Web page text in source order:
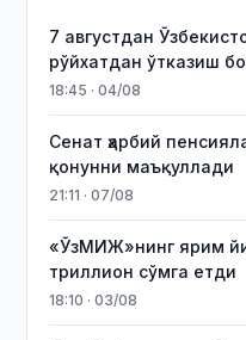
7 августдан
рўйхатдан ўтказиш
18:45 · 04/08
Сенат ҳарбий
қонунни маъқуллади
21:11 · 07/08
«ЎзМИЖ»нинг ярим
триллион сўмга етди
18:10 · 03/08